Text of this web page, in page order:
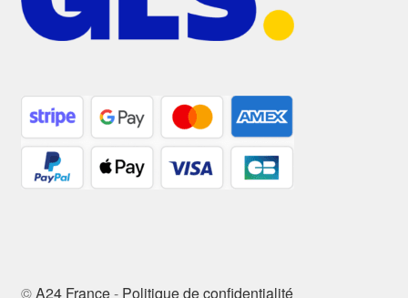
©A24 France- Politique de confidentialité